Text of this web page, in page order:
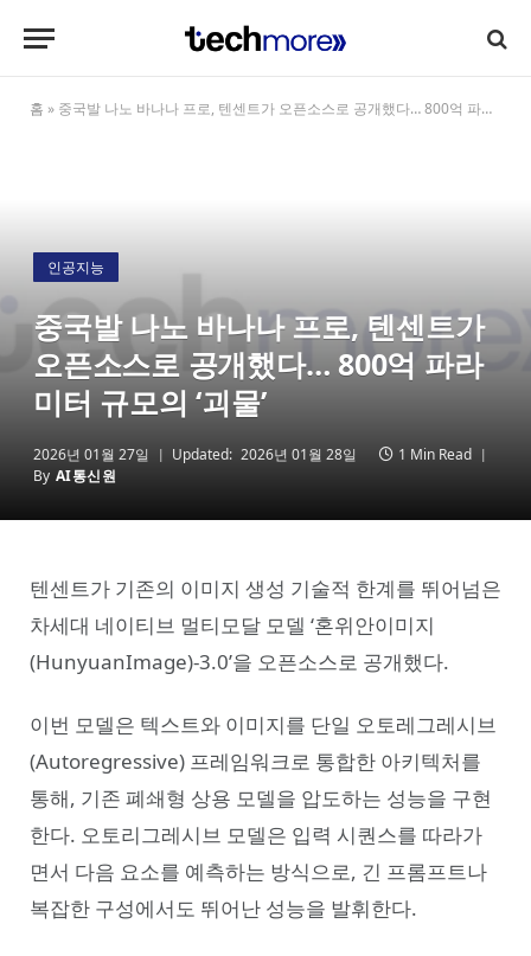
홈 » 중국발 나노 바나나 프로, 텐센트가 오픈소스로 공개했다… 800억 파라미터 규모의 ‘괴물’
인공지능
중국발 나노 바나나 프로, 텐센트가
오픈소스로 공개했다… 800억 파라
미터 규모의 ‘괴물’
2026년 01월 27일 Updated: 2026년 01월 28일
1 Min Read
By AI통신원
텐센트가 기존의 이미지 생성 기술적 한계를 뛰어넘은
차세대 네이티브 멀티모달 모델 ‘혼위안이미지
(HunyuanImage)-3.0’을 오픈소스로 공개했다.
이번 모델은 텍스트와 이미지를 단일 오토레그레시브
(Autoregressive) 프레임워크로 통합한 아키텍처를
통해, 기존 폐쇄형 상용 모델을 압도하는 성능을 구현
한다. 오토리그레시브 모델은 입력 시퀀스를 따라가
면서 다음 요소를 예측하는 방식으로, 긴 프롬프트나
복잡한 구성에서도 뛰어난 성능을 발휘한다.